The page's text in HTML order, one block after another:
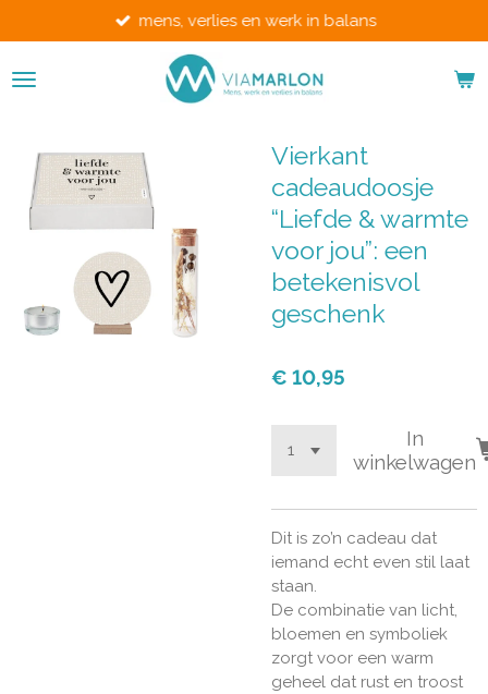
direct
naar
de
mens, verlies en werk in balans
Vierkant
cadeaudoosje
“Liefde & warmte
voor jou”: een
betekenisvol
geschenk
€ 10,95
In
winkelwagen
Dit is zo’n cadeau dat
iemand echt even stil laat
staan.
De combinatie van licht,
bloemen en symboliek
zorgt voor een warm
geheel dat rust en troost